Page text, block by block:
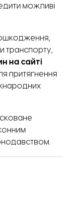
можливі
транспорту,
на сайті
притягнення